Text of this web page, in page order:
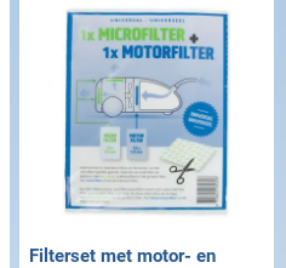
Filterset met motor- en